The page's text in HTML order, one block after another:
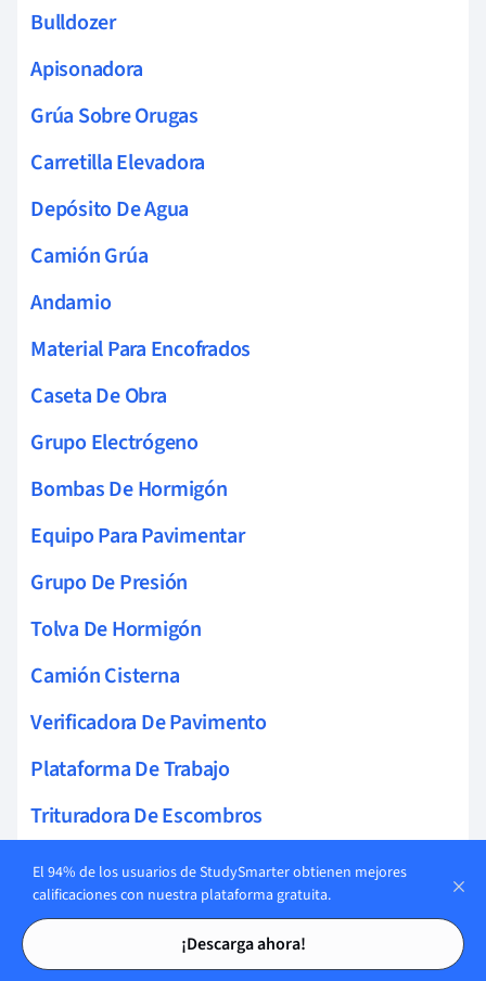
Tarjetas de estudio
Tarjetas de estudio
Bulldozer
Apisonadora
Grúa Sobre Orugas
Carretilla Elevadora
Depósito De Agua
Camión Grúa
Andamio
Material Para Encofrados
Caseta De Obra
Grupo Electrógeno
Bombas De Hormigón
Equipo Para Pavimentar
Grupo De Presión
Tolva De Hormigón
Camión Cisterna
Verificadora De Pavimento
Plataforma De Trabajo
Trituradora De Escombros
Grúa Ferroviaria
Equipo De Compactación
Robótica Para Construcción
El 94% de los usuarios de StudySmarter obtienen mejores
calificaciones con nuestra plataforma gratuita.
¡Descarga ahora!